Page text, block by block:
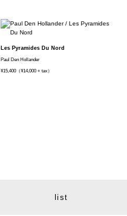
Les Pyramides Du Nord
Paul Den Hollander
¥15,400（¥14,000 + tax）
list